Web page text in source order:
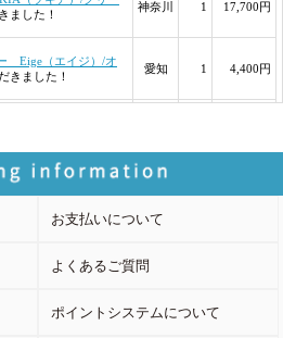
お支払いについて
よくあるご質問
ポイントシステムについて